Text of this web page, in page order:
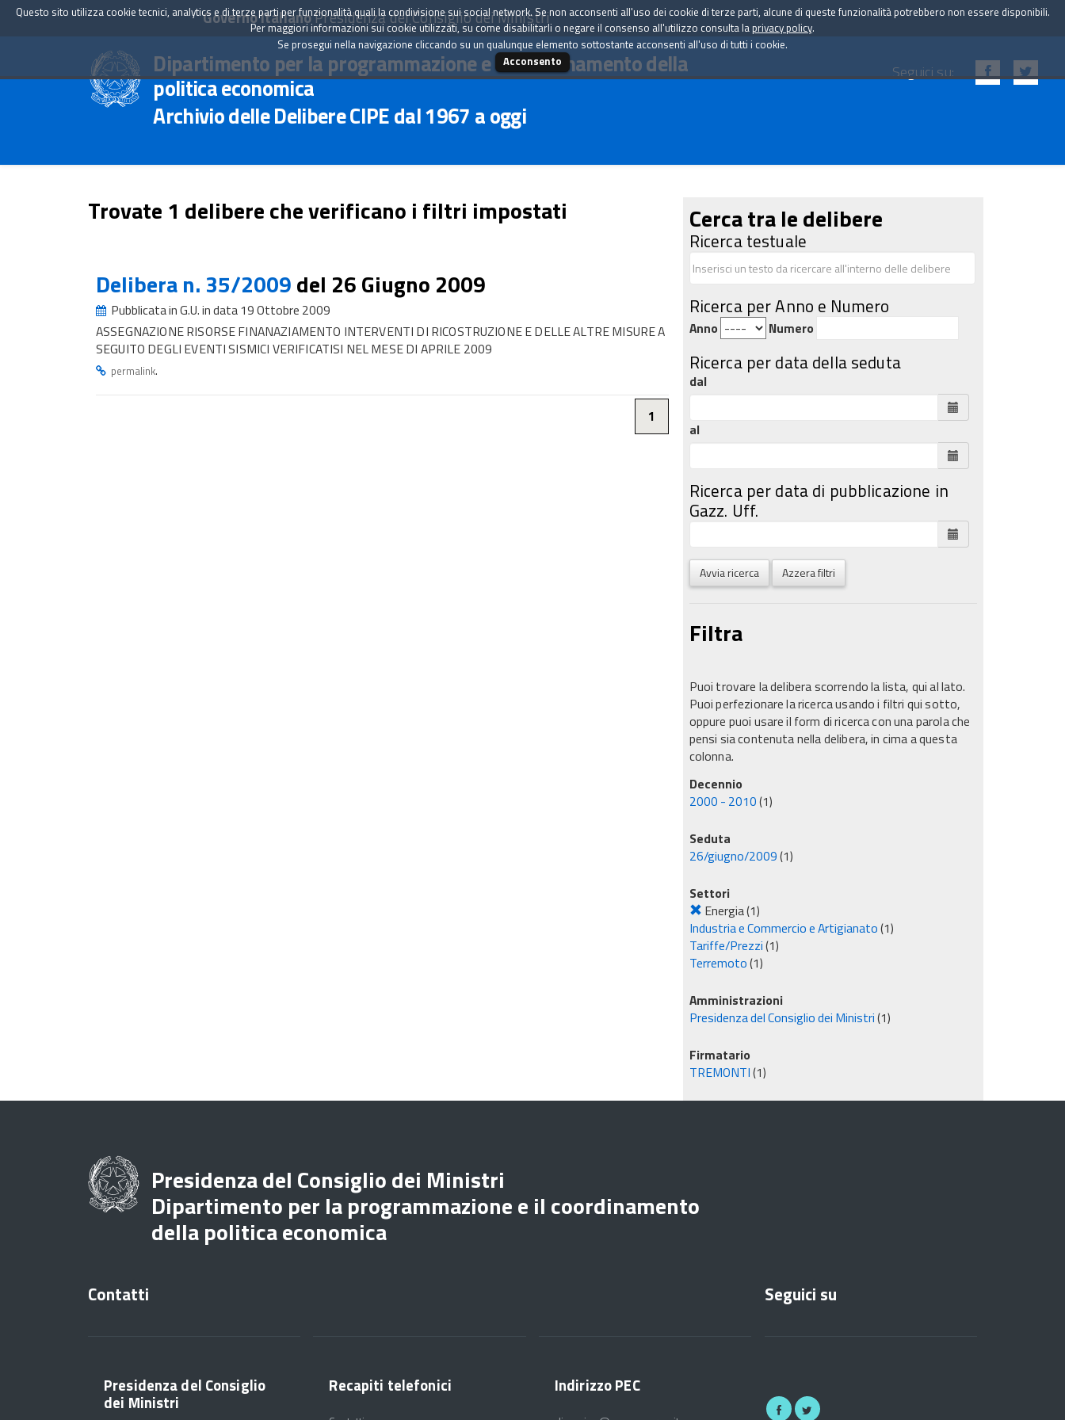
Governo ItalianoPresidenza del Consiglio dei Ministri
Dipartimento per la programmazione e il coordinamento della
politica economica
Archivio delle Delibere CIPE dal 1967 a oggi
Seguici su:
Trovate 1 delibere che verificano i filtri impostati
Delibera n. 35/2009del 26 Giugno 2009
Pubblicata in G.U. in data 19 Ottobre 2009
ASSEGNAZIONE RISORSE FINANAZIAMENTO INTERVENTI DI RICOSTRUZIONE E DELLE ALTRE MISURE A
SEGUITO DEGLI EVENTI SISMICI VERIFICATISI NEL MESE DI APRILE 2009
permalink.
1
Cerca tra le delibere
Ricerca testuale
Ricerca per Anno e Numero
Anno Numero
Ricerca per data della seduta
dal
al
Ricerca per data di pubblicazione in
Gazz. Uff.
Avvia ricerca Azzera filtri
Filtra
Puoi trovare la delibera scorrendo la lista, qui al lato.
Puoi perfezionare la ricerca usando i filtri qui sotto,
oppure puoi usare il form di ricerca con una parola che
pensi sia contenuta nella delibera, in cima a questa
colonna.
Decennio
2000 - 2010(1)
Seduta
26/giugno/2009(1)
Settori
Energia(1)
Industria e Commercio e Artigianato(1)
Tariffe/Prezzi(1)
Terremoto(1)
Amministrazioni
Presidenza del Consiglio dei Ministri(1)
Firmatario
TREMONTI(1)
Questo sito utilizza cookie tecnici, analytics e di terze parti per funzionalità quali la condivisione sui social network. Se non acconsenti all'uso dei cookie di terze parti, alcune di queste funzionalità potrebbero non essere disponibili.
Per maggiori informazioni sui cookie utilizzati, su come disabilitarli o negare il consenso all'utilizzo consulta la privacy policy.
Se prosegui nella navigazione cliccando su un qualunque elemento sottostante acconsenti all'uso di tutti i cookie.
Acconsento
Presidenza del Consiglio dei Ministri
Dipartimento per la programmazione e il coordinamento
della politica economica
Contatti
Presidenza del Consiglio
dei Ministri
Recapiti telefonici Indirizzo PEC
Seguici su